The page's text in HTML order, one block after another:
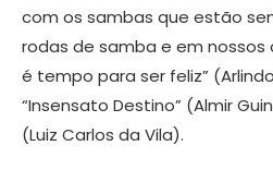
com os sambas que estão
rodas de samba e em nossos
é tempo para ser feliz”
“Insensato Destino” (Almir
(Luiz Carlos da Vila).